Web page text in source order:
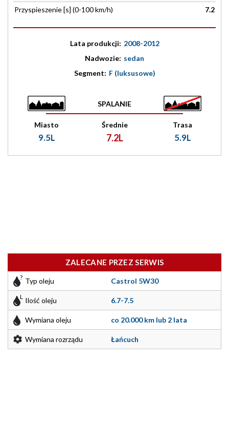
Przyspieszenie [s] (0-100 km/h)
7.2
Lata produkcji: 2008-2012
Nadwozie: sedan
Segment: F (luksusowe)
SPALANIE
Miasto
9.5L
Średnie
7.2L
Trasa
5.9L
ZALECANE PRZEZ SERWIS
Typ oleju Castrol 5W30
Ilość oleju 6.7-7.5
Wymiana oleju co 20.000 km lub 2 lata
Wymiana rozrządu Łańcuch